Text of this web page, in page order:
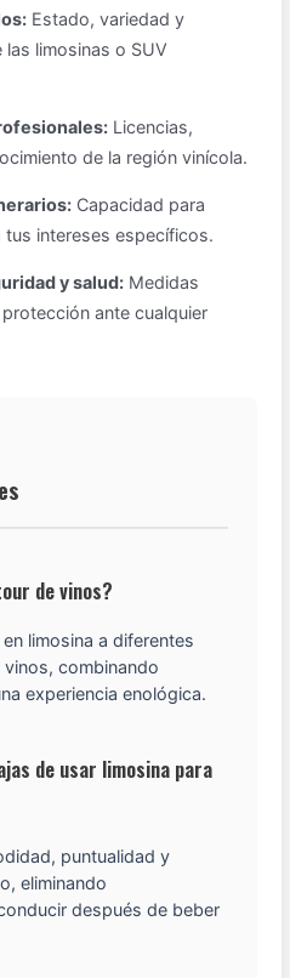
Estado, variedad y
limosinas o SUV
Licencias,
de la región vinícola.
Capacidad para
tus intereses específicos.
y salud: Medidas
ante cualquier
de vinos?
limosina a diferentes
combinando
experiencia enológica.
de usar limosina para
puntualidad y
eliminando
después de beber